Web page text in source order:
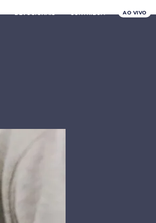
DEVOCIONAIS CONTRIBUA AO VIVO